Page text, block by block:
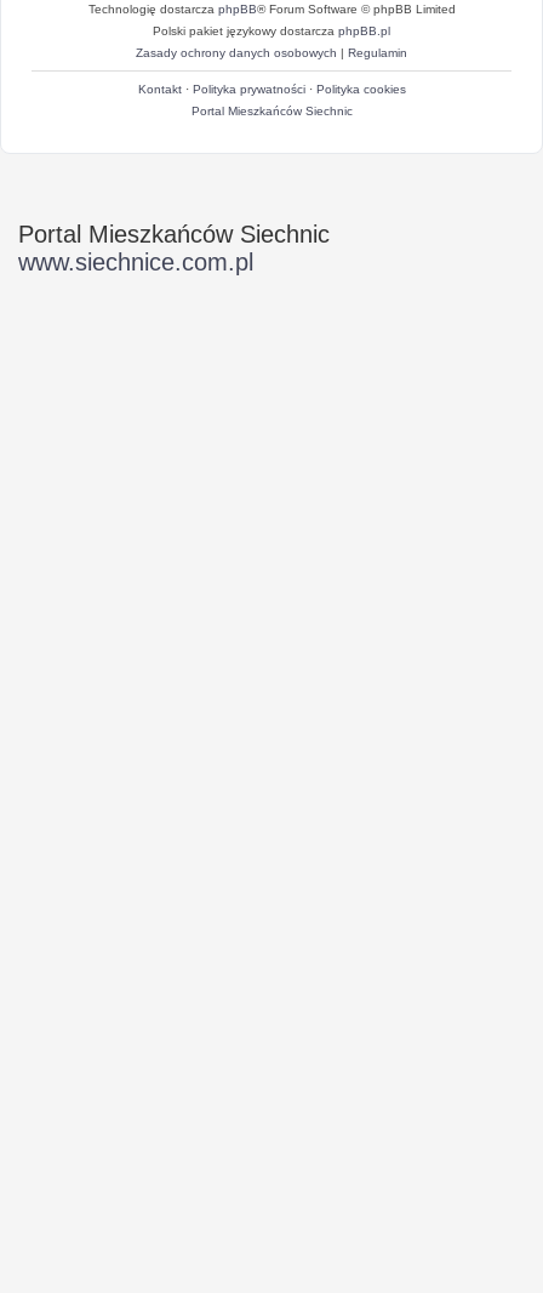
Technologię dostarcza phpBB® Forum Software © phpBB Limited
Polski pakiet językowy dostarcza phpBB.pl
Zasady ochrony danych osobowych | Regulamin
Kontakt· Polityka prywatności· Polityka cookies
Portal Mieszkańców Siechnic
Portal Mieszkańców Siechnic
www.siechnice.com.pl